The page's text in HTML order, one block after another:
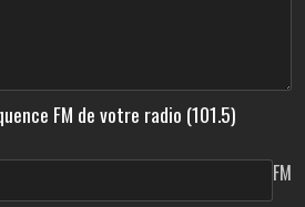
FM de votre radio (101.5)
FM